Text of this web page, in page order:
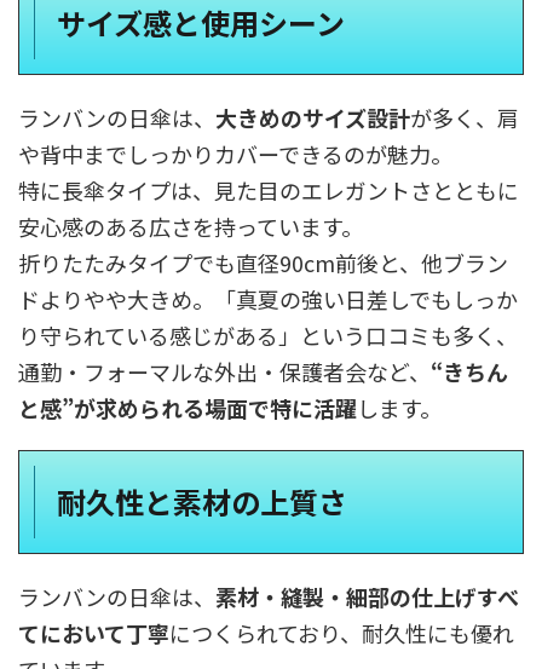
サイズ感と使用シーン
ランバンの日傘は、 大きめのサイズ設計が多く、肩
や背中までしっかりカバーできるのが魅力。
特に長傘タイプは、見た目のエレガントさとともに
安心感のある広さを持っています。
折りたたみタイプでも直径90cm前後と、他ブラン
ドよりやや大きめ。「真夏の強い日差しでもしっか
り守られている感じがある」という口コミも多く、
通勤・フォーマルな外出・保護者会など、 “きちん
と感”が求められる場面で特に活躍します。
耐久性と素材の上質さ
ランバンの日傘は、 素材・縫製・細部の仕上げすべ
てにおいて丁寧につくられており、耐久性にも優れ